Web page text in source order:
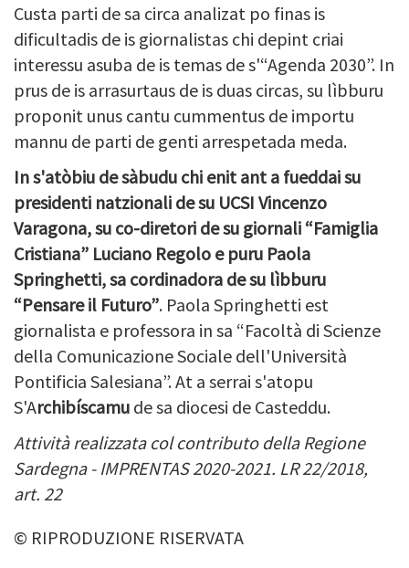
Custa parti de sa circa analizat po finas is
dificultadis de is giornalistas chi depint criai
interessu asuba de is temas de s'“Agenda 2030”. In
prus de is arrasurtaus de is duas circas, su lìbburu
proponit unus cantu cummentus de importu
mannu de parti de genti arrespetada meda.
In s'atòbiu de sàbudu chi enit ant a fueddai su
presidenti natzionali de su UCSI Vincenzo
Varagona, su co-diretori de su giornali “Famiglia
Cristiana” Luciano Regolo e puru Paola
Springhetti, sa cordinadora de su lìbburu
“Pensare il Futuro”. Paola Springhetti est
giornalista e professora in sa “Facoltà di Scienze
della Comunicazione Sociale dell'Università
Pontificia Salesiana”. At a serrai s'atopu
S'Archibíscamu de sa diocesi de Casteddu.
Attività realizzata col contributo della Regione
Sardegna - IMPRENTAS 2020-2021. LR 22/2018,
art. 22
© RIPRODUZIONE RISERVATA